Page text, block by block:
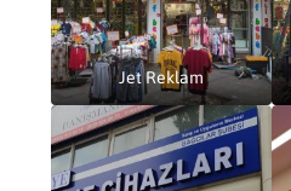
Jet Reklam